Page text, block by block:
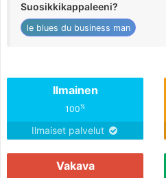
Suosikkikappaleeni?
le blues du business man
Ilmainen
100%
Ilmaiset palvelut
Vakava